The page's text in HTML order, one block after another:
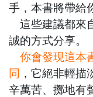
手， 本書將帶給
這些建議都來
誠的方式分享。
你會發現這本
同 ， 它絕非輕描
辛萬苦、擲地有